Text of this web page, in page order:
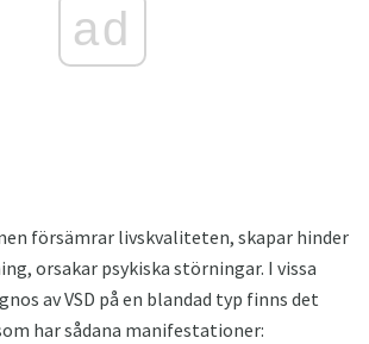
ad
försämrar livskvaliteten, skapar hinder
orsakar psykiska störningar. I vissa
av VSD på en blandad typ finns det
har sådana manifestationer: